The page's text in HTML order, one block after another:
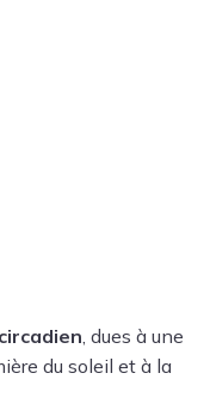
, dues à une
du soleil et à la